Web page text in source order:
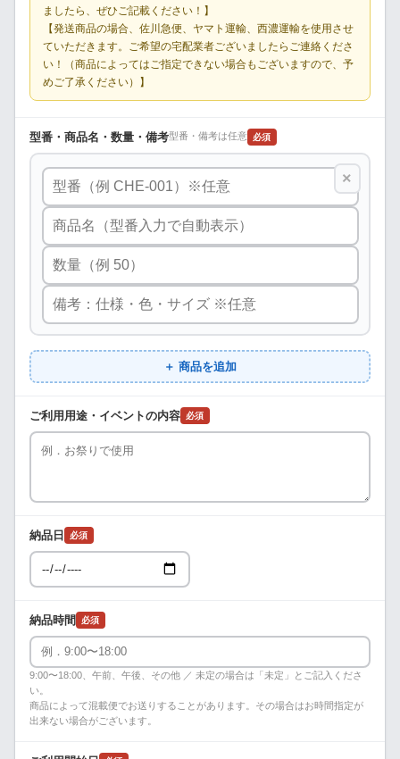
ましたら、ぜひご記載ください！】
【発送商品の場合、佐川急便、ヤマト運輸、西濃運輸を使用させ
ていただきます。ご希望の宅配業者ございましたらご連絡くださ
い！（商品によってはご指定できない場合もございますので、予
めご了承ください）】
型番・商品名・数量・備考型番・備考は任意 必須
×
＋ 商品を追加
ご利用用途・イベントの内容 必須
納品日 必須
納品時間 必須
9:00〜18:00、午前、午後、その他 ／ 未定の場合は「未定」とご記入くださ
い。
商品によって混載便でお送りすることがあります。その場合はお時間指定が
出来ない場合がございます。